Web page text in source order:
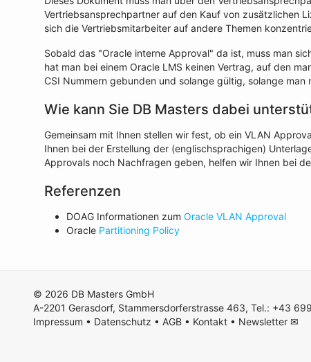
Vertriebsansprechpartner auf den Kauf von zusätzlichen
sich die Vertriebsmitarbeiter auf andere Themen
Sobald das "Oracle interne Approval" da ist, muss man
hat man bei einem Oracle LMS keinen Vertrag, auf den
CSI Nummern gebunden und solange gültig, solange
Wie kann Sie DB Masters dabei
Gemeinsam mit Ihnen stellen wir fest, ob ein VLAN
Ihnen bei der Erstellung der (englischsprachigen)
Approvals noch Nachfragen geben, helfen wir Ihnen bei
Referenzen
DOAG Informationen zum Oracle VLAN Approval
Oracle Partitioning Policy
© 2026 DB Masters GmbH
A-2201 Gerasdorf, Stammersdorferstrasse 463, Tel.: +43
Impressum • Datenschutz • AGB • Kontakt • Newsletter ✉